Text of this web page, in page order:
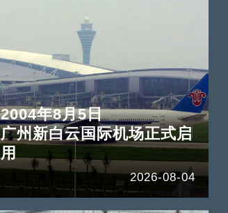
2004年8月5日
广州新白云国际机场正式启
用
2026-08-04